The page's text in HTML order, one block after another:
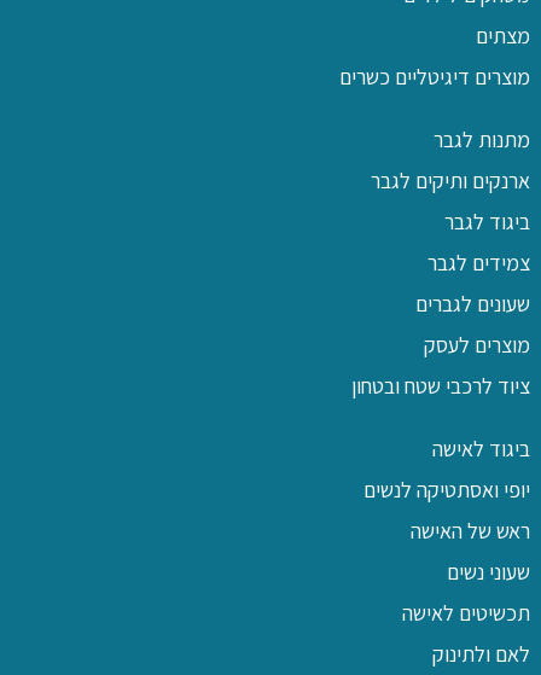
מצתים
מוצרים דיגיטליים כשרים
מתנות לגבר
ארנקים ותיקים לגבר
ביגוד לגבר
צמידים לגבר
שעונים לגברים
מוצרים לעסק
ציוד לרכבי שטח ובטחון
ביגוד לאישה
יופי ואסתטיקה לנשים
ראש של האישה
שעוני נשים
תכשיטים לאישה
לאם ולתינוק